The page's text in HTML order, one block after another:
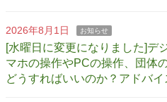
2026年8月1日 お知らせ
[水曜日に変更になりました]デ
マホの操作やPCの操作、団体
どうすればいいのか？アドバイ